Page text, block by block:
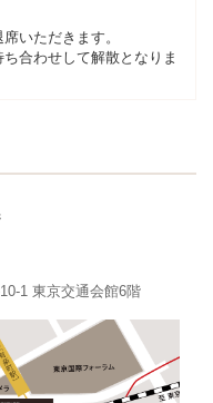
いただきます。
合わせして解散となりま
1 東京交通会館6階